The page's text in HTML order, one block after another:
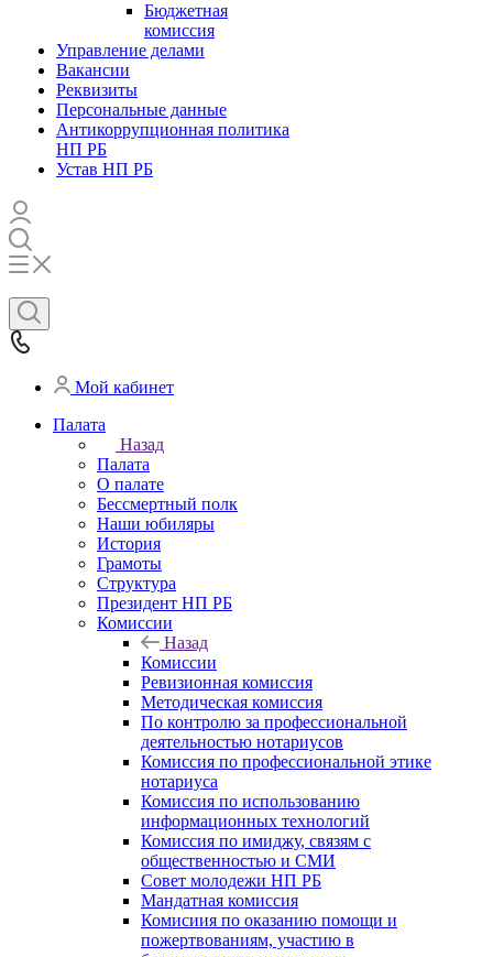
Бюджетная
комиссия
Управление делами
Вакансии
Реквизиты
Персональные данные
Антикоррупционная политика
НП РБ
Устав НП РБ
Мой кабинет
Палата
Назад
Палата
О палате
Бессмертный полк
Наши юбиляры
История
Грамоты
Структура
Президент НП РБ
Комиссии
Назад
Комиссии
Ревизионная комиссия
Методическая комиссия
По контролю за профессиональной
деятельностью нотариусов
Комиссия по профессиональной этике
нотариуса
Комиссия по использованию
информационных технологий
Комиссия по имиджу, связям с
общественностью и СМИ
Совет молодежи НП РБ
Мандатная комиссия
Комисиия по оказанию помощи и
пожертвованиям, участию в